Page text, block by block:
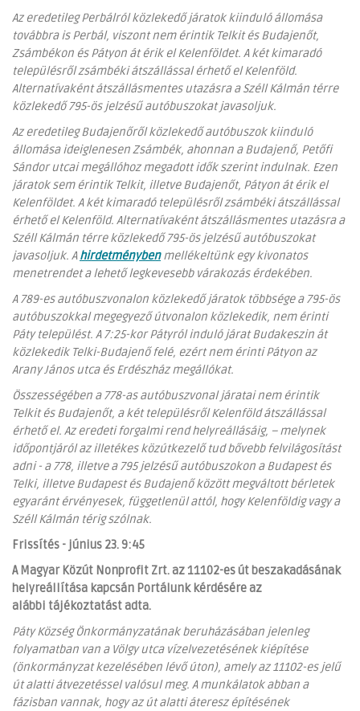
Az eredetileg Perbálról közlekedő járatok kiinduló állomása
továbbra is Perbál, viszont nem érintik Telkit és Budajenőt,
Zsámbékon és Pátyon át érik el Kelenföldet. A két kimaradó
településről zsámbéki átszállással érhető el Kelenföld.
Alternatívaként átszállásmentes utazásra a Széll Kálmán térre
közlekedő 795-ös jelzésű autóbuszokat javasoljuk.
Az eredetileg Budajenőről közlekedő autóbuszok kiinduló
állomása ideiglenesen Zsámbék, ahonnan a Budajenő, Petőfi
Sándor utcai megállóhoz megadott idők szerint indulnak. Ezen
járatok sem érintik Telkit, illetve Budajenőt, Pátyon át érik el
Kelenföldet. A két kimaradó településről zsámbéki átszállással
érhető el Kelenföld. Alternatívaként átszállásmentes utazásra a
Széll Kálmán térre közlekedő 795-ös jelzésű autóbuszokat
javasoljuk. Ahirdetménybenmellékeltünk egy kivonatos
menetrendet a lehető legkevesebb várakozás érdekében.
A 789-es autóbuszvonalon közlekedő járatok többsége a 795-ös
autóbuszokkal megegyező útvonalon közlekedik, nem érinti
Páty települést. A 7:25-kor Pátyról induló járat Budakeszin át
közlekedik Telki-Budajenő felé, ezért nem érinti Pátyon az
Arany János utca és Erdészház megállókat.
Összességében a 778-as autóbuszvonal járatai nem érintik
Telkit és Budajenőt, a két településről Kelenföld átszállással
érhető el. Az eredeti forgalmi rend helyreállásáig, – melynek
időpontjáról az illetékes közútkezelő tud bővebb felvilágosítást
adni - a 778, illetve a 795 jelzésű autóbuszokon a Budapest és
Telki, illetve Budapest és Budajenő között megváltott bérletek
egyaránt érvényesek, függetlenül attól, hogy Kelenföldig vagy a
Széll Kálmán térig szólnak.
Frissítés - június 23. 9:45
A Magyar Közút Nonprofit Zrt. az 11102-es út beszakadásának
helyreállítása kapcsán Portálunk kérdésére az
alábbi tájékoztatást adta.
Páty Község Önkormányzatának beruházásában jelenleg
folyamatban van a Völgy utca vízelvezetésének kiépítése
(önkormányzat kezelésében lévő úton), amely az 11102-es jelű
út alatti átvezetéssel valósul meg. A munkálatok abban a
fázisban vannak, hogy az út alatti áteresz építésének